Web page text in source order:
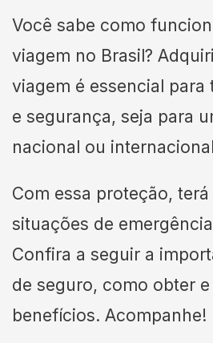
Você sabe como
viagem no Brasil?
viagem é essencial para
e segurança, seja para
nacional ou
Com essa proteção,
situações de
Confira a seguir a
de seguro, como obter
benefícios. Acompanhe!